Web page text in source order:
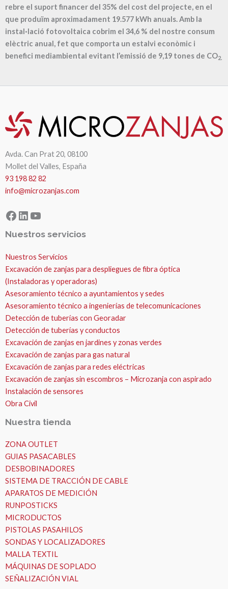
rebre el suport financer del 35% del cost del projecte, en el
que produïm aproximadament 19.577 kWh anuals. Amb la
instal·lació fotovoltaica cobrim el 34,6 % del nostre consum
elèctric anual, fet que comporta un estalvi econòmic i
benefici mediambiental evitant l’emissió de 9,19 tones de CO2.
Avda. Can Prat 20, 08100
Mollet del Valles, España
93 198 82 82
info@microzanjas.com
Facebook
LinkedIn
YouTube
Nuestros servicios
Nuestros Servicios
Excavación de zanjas para despliegues de fibra óptica
(Instaladoras y operadoras)
Asesoramiento técnico a ayuntamientos y sedes
Asesoramiento técnico a ingenierías de telecomunicaciones
Detección de tuberías con Georadar
Detección de tuberías y conductos
Excavación de zanjas en jardines y zonas verdes
Excavación de zanjas para gas natural
Excavación de zanjas para redes eléctricas
Excavación de zanjas sin escombros – Microzanja con aspirado
Instalación de sensores
Obra Civil
Nuestra tienda
ZONA OUTLET
GUIAS PASACABLES
DESBOBINADORES
SISTEMA DE TRACCIÓN DE CABLE
APARATOS DE MEDICIÓN
RUNPOSTICKS
MICRODUCTOS
PISTOLAS PASAHILOS
SONDAS Y LOCALIZADORES
MALLA TEXTIL
MÁQUINAS DE SOPLADO
SEÑALIZACIÓN VIAL